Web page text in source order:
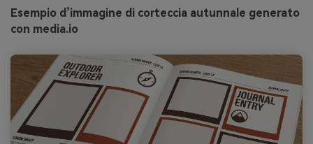
Esempio d’immagine di corteccia autunnale generato
con media.io